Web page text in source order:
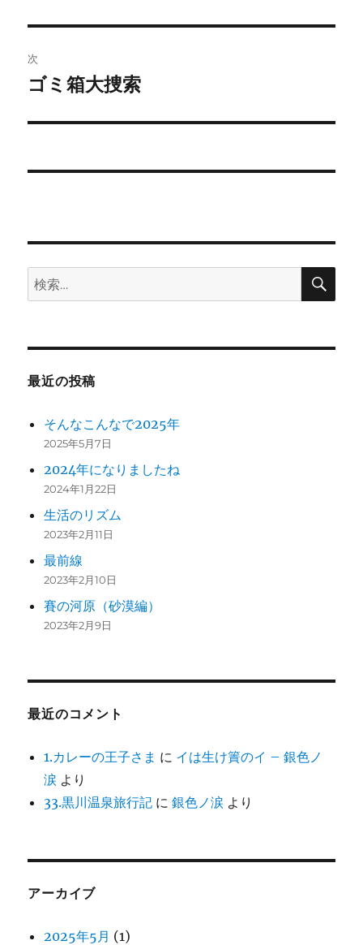
ビ
ゲ
ー
投
稿:
次
次
投
ゴミ箱大捜索
検
索:
検
最近の投稿
そんなこんなで2025年
2025年5月7日
2024年になりましたね
2024年1月22日
生活のリズム
2023年2月11日
最前線
2023年2月10日
賽の河原（砂漠編）
2023年2月9日
最近のコメント
1.カレーの王子さま に イは生け簀のイ – 銀色ノ
涙 より
33.黒川温泉旅行記 に銀色ノ涙 より
アーカイブ
2025年5月 (1)